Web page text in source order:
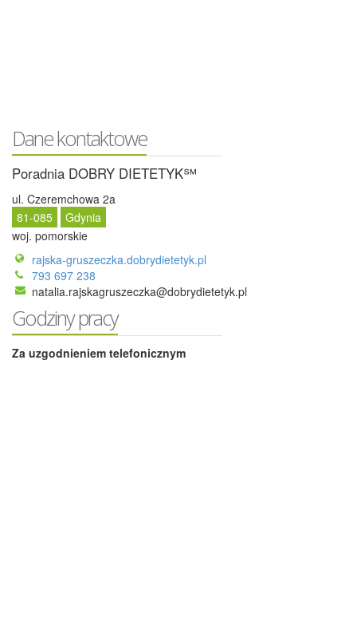
Dane kontaktowe
Poradnia DOBRY DIETETYK℠
ul. Czeremchowa 2a
81-085
Gdynia
woj. pomorskie
rajska-gruszeczka.dobrydietetyk.pl
793 697 238
natalia.rajskagruszeczka@dobrydietetyk.pl
Godziny pracy
Za uzgodnieniem telefonicznym